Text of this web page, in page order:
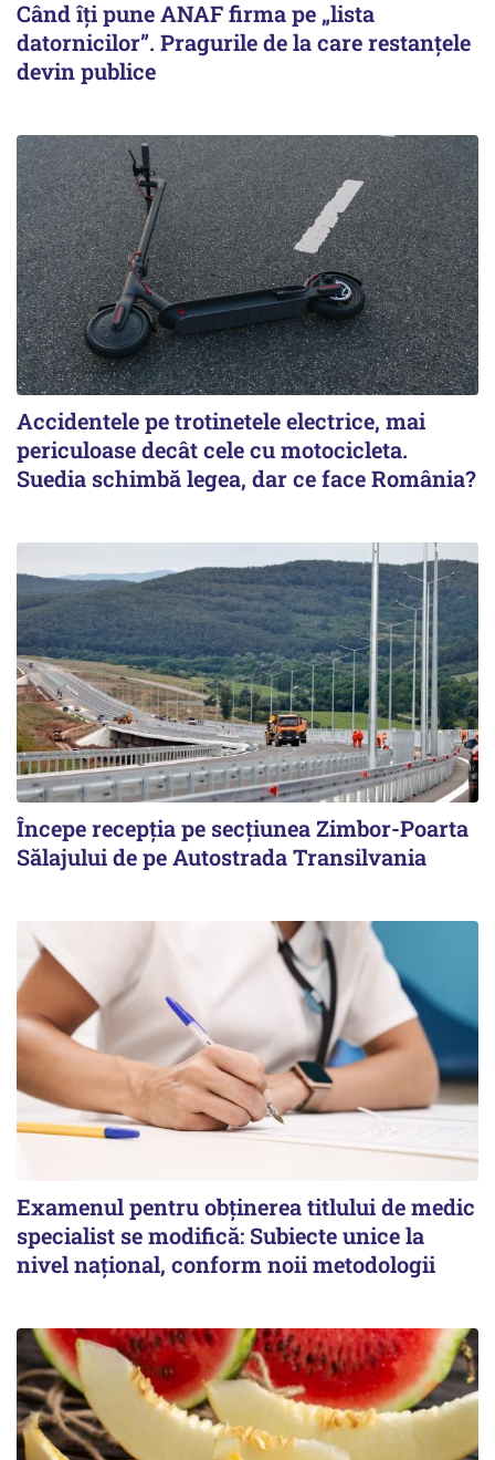
Când îți pune ANAF firma pe „lista
datornicilor”. Pragurile de la care restanțele
devin publice
Accidentele pe trotinetele electrice, mai
periculoase decât cele cu motocicleta.
Suedia schimbă legea, dar ce face România?
Începe recepţia pe secţiunea Zimbor-Poarta
Sălajului de pe Autostrada Transilvania
Examenul pentru obținerea titlului de medic
specialist se modifică: Subiecte unice la
nivel național, conform noii metodologii